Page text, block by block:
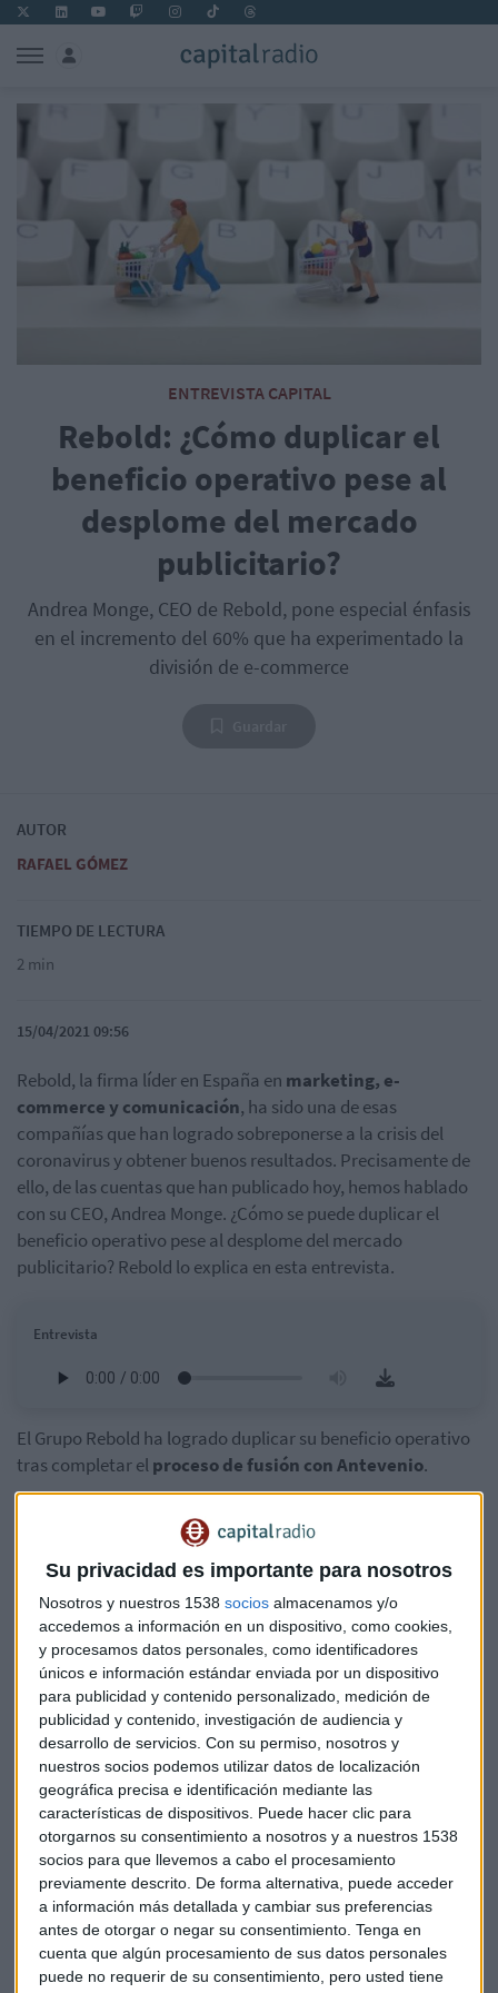
Su privacidad es importante para nosotros
Nosotros y nuestros 1538 socios almacenamos y/o
accedemos a información en un dispositivo, como cookies,
y procesamos datos personales, como identificadores
únicos e información estándar enviada por un dispositivo
para publicidad y contenido personalizado, medición de
publicidad y contenido, investigación de audiencia y
desarrollo de servicios. Con su permiso, nosotros y
nuestros socios podemos utilizar datos de localización
geográfica precisa e identificación mediante las
características de dispositivos. Puede hacer clic para
otorgarnos su consentimiento a nosotros y a nuestros 1538
socios para que llevemos a cabo el procesamiento
previamente descrito. De forma alternativa, puede acceder
a información más detallada y cambiar sus preferencias
antes de otorgar o negar su consentimiento. Tenga en
cuenta que algún procesamiento de sus datos personales
puede no requerir de su consentimiento, pero usted tiene
ENTREVISTA CAPITAL
Rebold: ¿Cómo duplicar el
beneficio operativo pese al
desplome del mercado
publicitario?
Andrea Monge, CEO de Rebold, pone especial énfasis
en el incremento del 60% que ha experimentado la
división de e-commerce
AUTOR
RAFAEL GÓMEZ
TIEMPO DE LECTURA
2 min
15/04/2021 09:56
Rebold, la firma líder en España en marketing, e-
commerce y comunicación, ha sido una de esas
compañías que han logrado sobreponerse a la crisis del
coronavirus y obtener buenos resultados. Precisamente de
ello, de las cuentas que han publicado hoy, hemos hablado
con su CEO, Andrea Monge. ¿Cómo se puede duplicar el
beneficio operativo pese al desplome del mercado
publicitario? Rebold lo explica en esta entrevista.
Entrevista
El Grupo Rebold ha logrado duplicar su beneficio operativo
tras completar elproceso de fusión con Antevenio.
La compañía ha resaltado que las cifras confirman la
intensa recuperación de su volumen de negocio
segunda mitad del ejercicio, tras una caída superior al 20%
entre enero y junio.
También ha sido muy importante elcontrol de costes
les ha permitido mantener los márgenes y aumentar el
resultado bruto de explotación proforma un 8%, hasta 4,2
millones de euros.
Pese al impacto de la COVID-19 en la publicidad, su CEO ha
resaltado que, además, han logradomantener su
plantilla de trabajadoresal completo acogiéndose a los
ERTE.
Estos son los conocimientos más demandados por las
empresas
La digitalización de las pymes, una de